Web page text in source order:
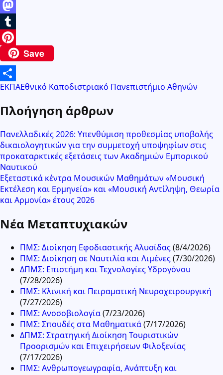
Email
Mastodon
Tumblr
PinterestSave
Μοιραστείτε
ΕΚΠΑΕθνικό Καποδιστριακό Πανεπιστήμιο Αθηνών
Πλοήγηση άρθρων
Πανελλαδικές 2026: Υπενθύμιση προθεσμίας υποβολής
δικαιολογητικών για την συμμετοχή υποψηφίων στις
προκαταρκτικές εξετάσεις των Ακαδημιών Εμπορικού
Ναυτικού
Εξεταστικά κέντρα Μουσικών Μαθημάτων «Μουσική
Εκτέλεση και Ερμηνεία» και «Μουσική Αντίληψη, Θεωρία
και Αρμονία» έτους 2026
Νέα Μεταπτυχιακών
ΠΜΣ: Διοίκηση Εφοδιαστικής Αλυσίδας(8/4/2026)
ΠΜΣ: Διοίκηση σε Ναυτιλία και Λιμένες(7/30/2026)
ΔΠΜΣ: Επιστήμη και Τεχνολογίες Υδρογόνου
(7/28/2026)
ΠΜΣ: Κλινική και Πειραματική Νευροχειρουργική
(7/27/2026)
ΠΜΣ: Ανοσοβιολογία(7/23/2026)
ΠΜΣ: Σπουδές στα Μαθηματικά(7/17/2026)
ΔΠΜΣ: Στρατηγική Διοίκηση Τουριστικών
Προορισμών και Επιχειρήσεων Φιλοξενίας
(7/17/2026)
ΠΜΣ: Ανθρωπογεωγραφία, Ανάπτυξη και